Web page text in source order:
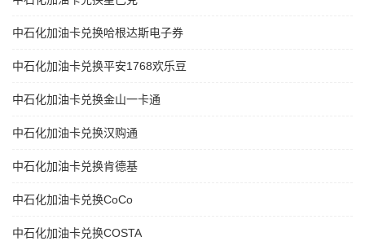
中石化加油卡兑换哈根达斯电子券
中石化加油卡兑换平安1768欢乐豆
中石化加油卡兑换金山一卡通
中石化加油卡兑换汉购通
中石化加油卡兑换肯德基
中石化加油卡兑换CoCo
中石化加油卡兑换COSTA